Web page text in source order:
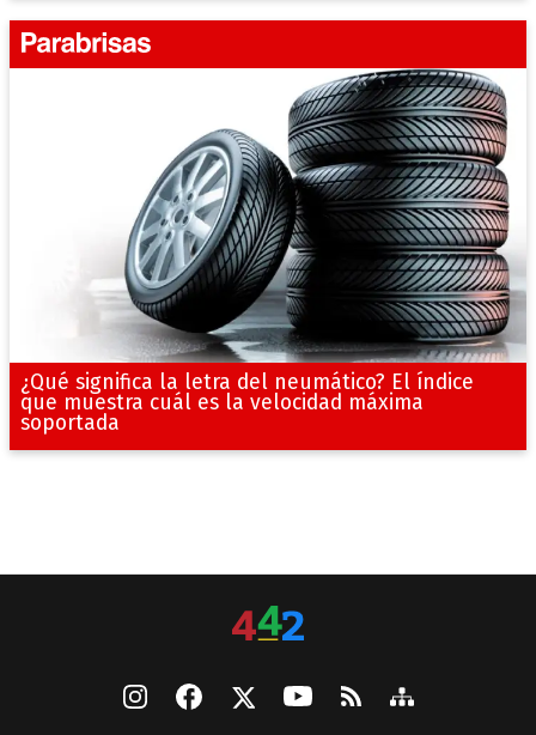
¿Qué significa la letra del neumático? El índice
que muestra cuál es la velocidad máxima
soportada